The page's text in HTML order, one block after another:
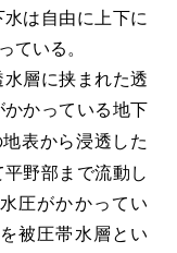
は自由に上下に
ている。
層に挟まれた透
かっている地下
表から浸透した
野部まで流動し
圧がかかってい
被圧帯水層とい